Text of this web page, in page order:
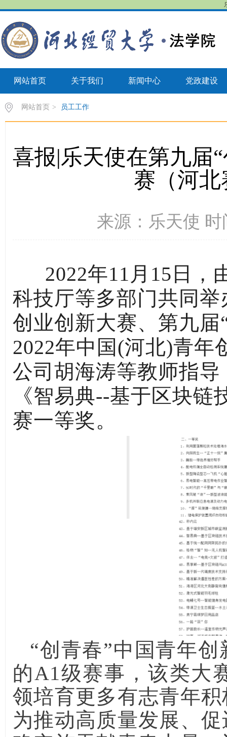
网站首页 关于我们 新闻中心 党政建设
网站首页 > 员工工作
喜报|乐天使在第九届
赛（河
来源：乐天使 时
2022年11月15日，
科技厅等多部门共同
创业创新大赛、第九
2022年中国(河北)青年
公司胡海涛等教师指
《智易典--基于区块
赛一等奖。
“创青春”中国青年
的A1级赛事，该类大
领培育更多有志青年
为推动高质量发展、